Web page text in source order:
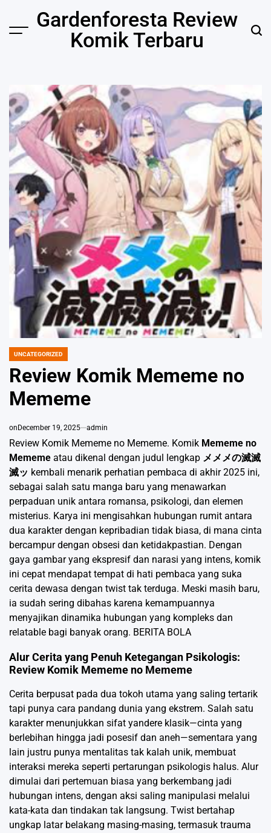
content
Gardenforesta Review
Komik Terbaru
POSTED
UNCATEGORIZED
Review Komik Mememe no
Mememe
on December 19, 2025 admin
Review Komik Mememe no Mememe. Komik Mememe no
Mememe atau dikenal dengan judul lengkap メメメの滅滅
滅ッ kembali menarik perhatian pembaca di akhir 2025 ini,
sebagai salah satu manga baru yang menawarkan
perpaduan unik antara romansa, psikologi, dan elemen
misterius. Karya ini mengisahkan hubungan rumit antara
dua karakter dengan kepribadian tidak biasa, di mana cinta
bercampur dengan obsesi dan ketidakpastian. Dengan
gaya gambar yang ekspresif dan narasi yang intens, komik
ini cepat mendapat tempat di hati pembaca yang suka
cerita dewasa dengan twist tak terduga. Meski masih baru,
ia sudah sering dibahas karena kemampuannya
menyajikan dinamika hubungan yang kompleks dan
relatable bagi banyak orang. BERITA BOLA
Alur Cerita yang Penuh Ketegangan Psikologis:
Review Komik Mememe no Mememe
Cerita berpusat pada dua tokoh utama yang saling tertarik
tapi punya cara pandang dunia yang ekstrem. Salah satu
karakter menunjukkan sifat yandere klasik—cinta yang
berlebihan hingga jadi posesif dan aneh—sementara yang
lain justru punya mentalitas tak kalah unik, membuat
interaksi mereka seperti pertarungan psikologis halus. Alur
dimulai dari pertemuan biasa yang berkembang jadi
hubungan intens, dengan aksi saling manipulasi melalui
kata-kata dan tindakan tak langsung. Twist bertahap
ungkap latar belakang masing-masing, termasuk trauma